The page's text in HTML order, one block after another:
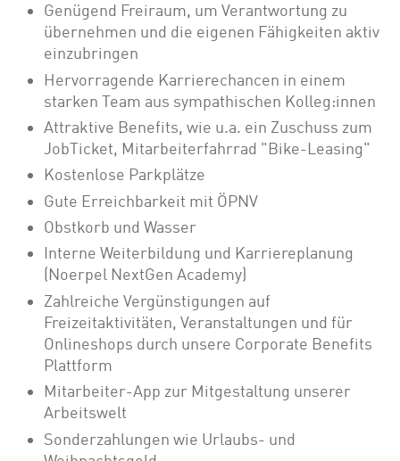
Genügend Freiraum, um Verantwortung zu
übernehmen und die eigenen Fähigkeiten aktiv
einzubringen
Hervorragende Karrierechancen in einem
starken Team aus sympathischen Kolleg:innen
Attraktive Benefits, wie u.a. ein Zuschuss zum
JobTicket, Mitarbeiterfahrrad "Bike-Leasing"
Kostenlose Parkplätze
Gute Erreichbarkeit mit ÖPNV
Obstkorb und Wasser
Interne Weiterbildung und Karriereplanung
(Noerpel NextGen Academy)
Zahlreiche Vergünstigungen auf
Freizeitaktivitäten, Veranstaltungen und für
Onlineshops durch unsere Corporate Benefits
Plattform
Mitarbeiter-App zur Mitgestaltung unserer
Arbeitswelt
Sonderzahlungen wie Urlaubs- und